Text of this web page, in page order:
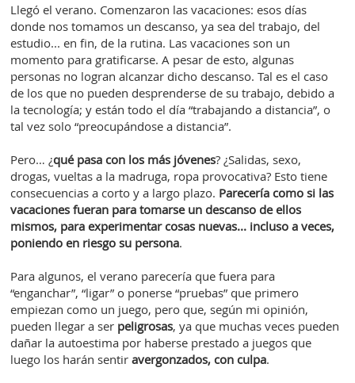
Llegó el verano. Comenzaron las vacaciones: esos días
donde nos tomamos un descanso, ya sea del trabajo, del
estudio... en fin, de la rutina. Las vacaciones son un
momento para gratificarse. A pesar de esto, algunas
personas no logran alcanzar dicho descanso. Tal es el caso
de los que no pueden desprenderse de su trabajo, debido a
la tecnología; y están todo el día “trabajando a distancia”, o
tal vez solo “preocupándose a distancia”.
Pero… ¿qué pasa con los más jóvenes? ¿Salidas, sexo,
drogas, vueltas a la madruga, ropa provocativa? Esto tiene
consecuencias a corto y a largo plazo. Parecería como si las
vacaciones fueran para tomarse un descanso de ellos
mismos, para experimentar cosas nuevas... incluso a veces,
poniendo en riesgo su persona.
Para algunos, el verano parecería que fuera para
“enganchar”, “ligar” o ponerse “pruebas” que primero
empiezan como un juego, pero que, según mi opinión,
pueden llegar a ser peligrosas, ya que muchas veces pueden
dañar la autoestima por haberse prestado a juegos que
luego los harán sentir avergonzados, con culpa.